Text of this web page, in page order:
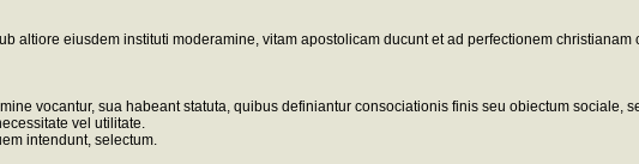
eiusdem instituti moderamine, vitam apostolicam ducunt et ad perfectionem
vocantur, sua habeant statuta, quibus definiantur consociationis finis seu obiectum sociale,
vel utilitate.
intendunt, selectum.